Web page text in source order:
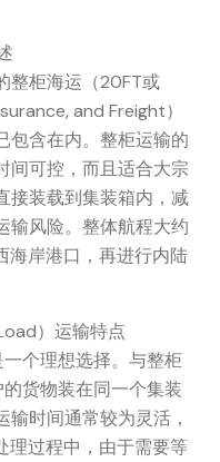
整柜海运（20FT或
and Freight）
包含在内。整柜运输的
间可控，而且适合大宗
接装载到集装箱内，减
输风险。整体航程大约
海岸港口，再进行内陆
）运输特点
个理想选择。与整柜
货物装在同一个集装
时间通常较为灵活，
理过程中，由于需要等